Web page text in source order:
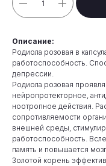
Описание:
Родиола розовая в
работоспособность.
депрессии.
Родиола розовая
нейропротекторное,
ноотропное действия.
сопротивляемости
внешней среды,
работоспособность.
память и повышается
Золотой корень